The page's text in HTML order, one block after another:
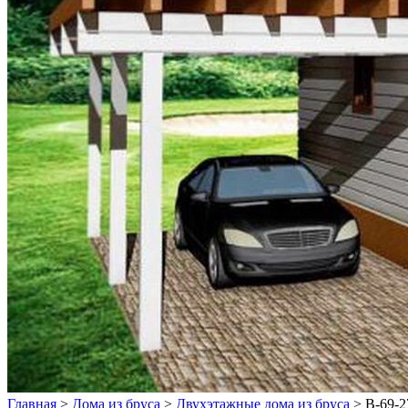
Главная > Дома из бруса > Двухэтажные дома из бруса > В-69-